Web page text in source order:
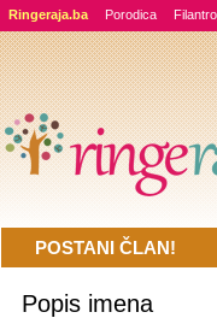
Ringeraja.ba Porodica
Popis imena
POSTANI ČLAN!